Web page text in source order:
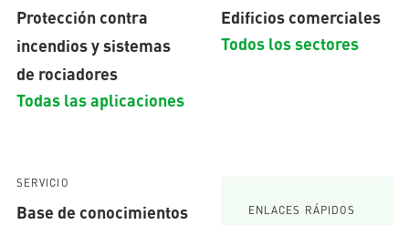
Protección contra
incendios y sistemas
de rociadores
Todas las aplicaciones
Edificios comerciales
Todos los sectores
SERVICIO
Base de conocimientos
ENLACES RÁPIDOS